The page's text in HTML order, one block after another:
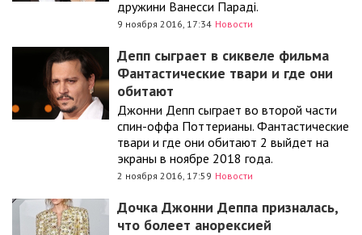
дружини Ванесси Параді.
9 ноября 2016, 17:34 Новости
Депп сыграет в сиквеле фильма
Фантастические твари и где они
обитают
Джонни Депп сыграет во второй части
спин-оффа Поттерианы. Фантастические
твари и где они обитают 2 выйдет на
экраны в ноябре 2018 года.
2 ноября 2016, 17:59 Новости
Дочка Джонни Деппа призналась,
что болеет анорексией